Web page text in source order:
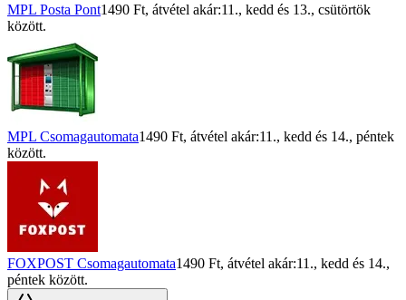
MPL Posta Pont1490 Ft, átvétel akár:11., kedd és 13., csütörtök
között.
MPL Csomagautomata1490 Ft, átvétel akár:11., kedd és 14., péntek
között.
FOXPOST Csomagautomata1490 Ft, átvétel akár:11., kedd és 14.,
péntek között.